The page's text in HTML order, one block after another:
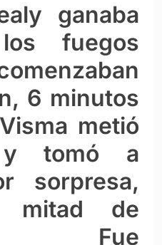
ganaba
fuegos
6 minutos
metió
tomó a
sorpresa,
mitad de
Fue